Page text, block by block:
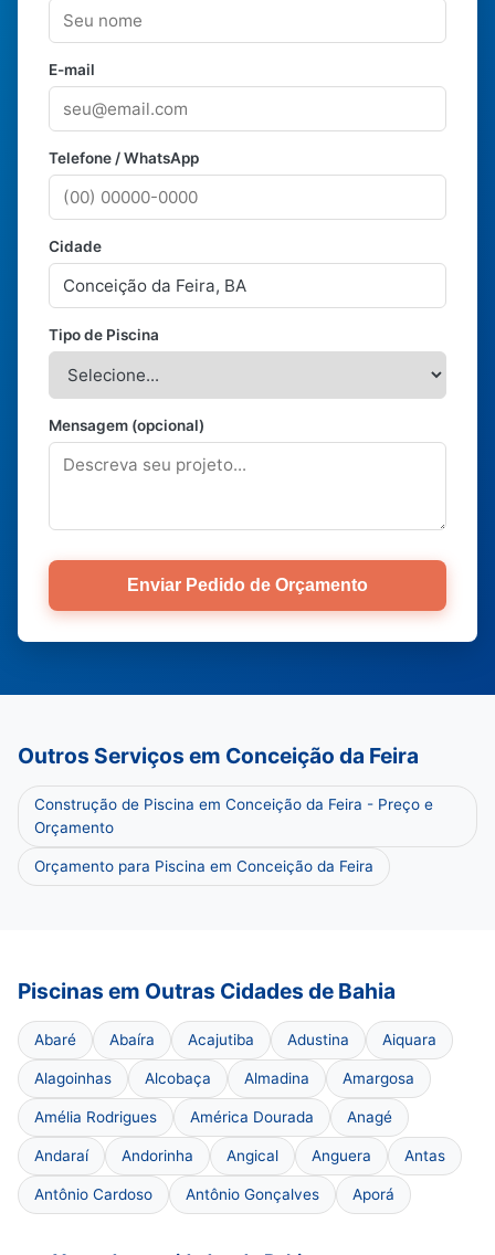
E-mail
Telefone / WhatsApp
Cidade
Tipo de Piscina
Mensagem (opcional)
Enviar Pedido de Orçamento
Outros Serviços em Conceição da Feira
Construção de Piscina em Conceição da Feira - Preço e
Orçamento
Orçamento para Piscina em Conceição da Feira
Piscinas em Outras Cidades de Bahia
Abaré Abaíra Acajutiba Adustina Aiquara
Alagoinhas Alcobaça Almadina Amargosa
Amélia Rodrigues América Dourada Anagé
Andaraí Andorinha Angical Anguera Antas
Antônio Cardoso Antônio Gonçalves Aporá